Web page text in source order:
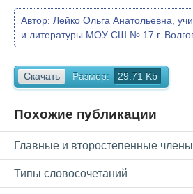
Автор: Лейко Ольга Анатольевна,
и литературы МОУ СШ № 17 г.
Скачать Размер: 29.71 Kb
Похожие публикации
Главные и второстепенные
Типы словосочетаний